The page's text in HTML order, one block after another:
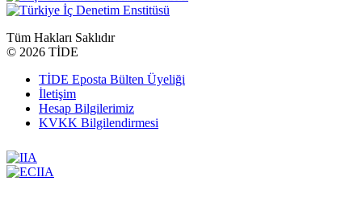
Tüm Hakları Saklıdır
© 2026 TİDE
TİDE Eposta Bülten Üyeliği
İletişim
Hesap Bilgilerimiz
KVKK Bilgilendirmesi